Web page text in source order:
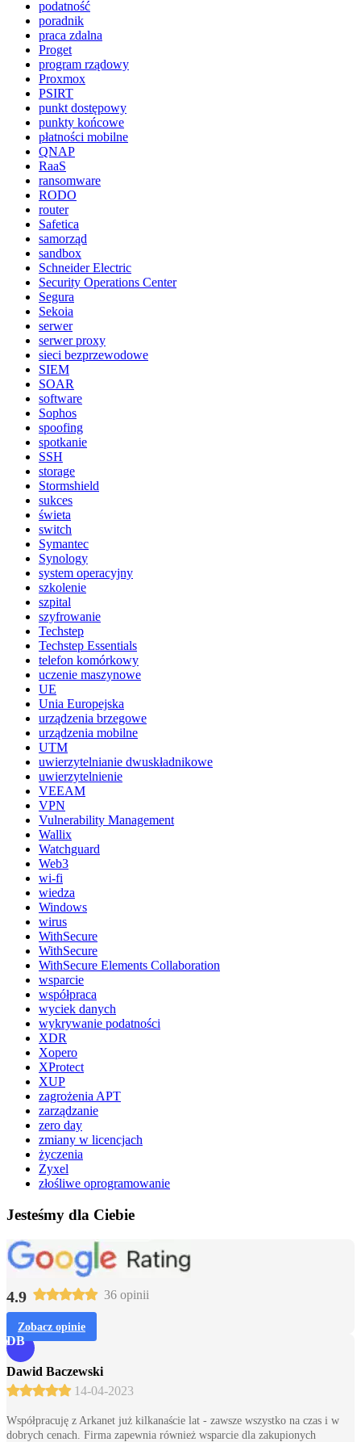
podatność
poradnik
praca zdalna
Proget
program rządowy
Proxmox
PSIRT
punkt dostępowy
punkty końcowe
płatności mobilne
QNAP
RaaS
ransomware
RODO
router
Safetica
samorząd
sandbox
Schneider Electric
Security Operations Center
Segura
Sekoia
serwer
serwer proxy
sieci bezprzewodowe
SIEM
SOAR
software
Sophos
spoofing
spotkanie
SSH
storage
Stormshield
sukces
świeta
switch
Symantec
Synology
system operacyjny
szkolenie
szpital
szyfrowanie
Techstep
Techstep Essentials
telefon komórkowy
uczenie maszynowe
UE
Unia Europejska
urządzenia brzegowe
urządzenia mobilne
UTM
uwierzytelnianie dwuskładnikowe
uwierzytelnienie
VEEAM
VPN
Vulnerability Management
Wallix
Watchguard
Web3
wi-fi
wiedza
Windows
wirus
WithSecure
WithSecure
WithSecure Elements Collaboration
wsparcie
współpraca
wyciek danych
wykrywanie podatności
XDR
Xopero
XProtect
XUP
zagrożenia APT
zarządzanie
zero day
zmiany w licencjach
życzenia
Zyxel
złośliwe oprogramowanie
Jesteśmy dla Ciebie
4.9 36 opinii
Zobacz opinie
DB
Dawid Baczewski
14-04-2023
Współpracuję z Arkanet już kilkanaście lat - zawsze wszystko na czas i w
dobrych cenach. Firma zapewnia również wsparcie dla zakupionych